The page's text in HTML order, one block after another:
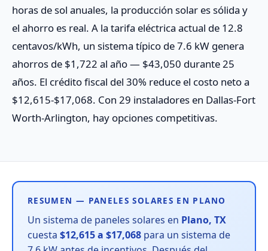
horas de sol anuales, la producción solar es sólida y
el ahorro es real. A la tarifa eléctrica actual de 12.8
centavos/kWh, un sistema típico de 7.6 kW genera
ahorros de $1,722 al año — $43,050 durante 25
años. El crédito fiscal del 30% reduce el costo neto a
$12,615-$17,068. Con 29 instaladores en Dallas-Fort
Worth-Arlington, hay opciones competitivas.
RESUMEN — PANELES SOLARES EN PLANO
Un sistema de paneles solares en Plano, TX
cuesta $12,615 a $17,068 para un sistema de